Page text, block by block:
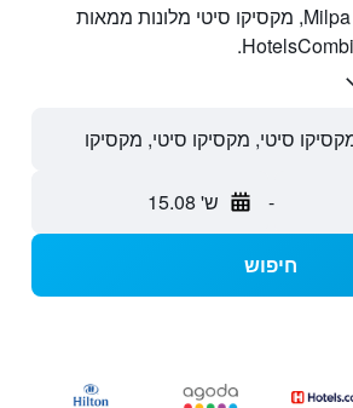
חיפוש והשוואתMilpa Alta, מקסיקו סיטי מלונות ממאות
- ש' 15.08
חיפוש